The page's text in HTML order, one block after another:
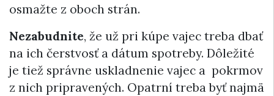
osmažte z oboch strán.
Nezabudnite, že už pri kúpe vajec treba dbať
na ich čerstvosť a dátum spotreby. Dôležité
je tiež správne uskladnenie vajec a pokrmov
z nich pripravených. Opatrní treba byť najmä